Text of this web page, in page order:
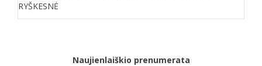
RYŠKESNĖ
Naujienlaiškio prenumerata